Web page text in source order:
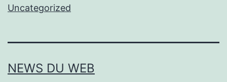
Uncategorized
NEWS DU WEB